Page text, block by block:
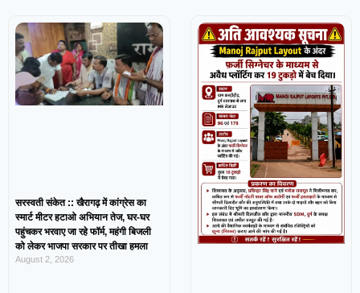
सरस्वती संकेत :: खैरागढ़ में कांग्रेस का
स्मार्ट मीटर हटाओ अभियान तेज, घर-घर
पहुंचकर भरवाए जा रहे फॉर्म, महंगी बिजली
को लेकर भाजपा सरकार पर तीखा हमला
August 2, 2026